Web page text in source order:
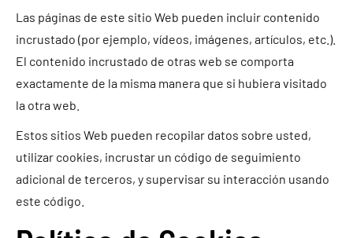
Las páginas de este sitio Web pueden incluir contenido
incrustado (por ejemplo, vídeos, imágenes, artículos, etc.).
El contenido incrustado de otras web se comporta
exactamente de la misma manera que si hubiera visitado
la otra web.
Estos sitios Web pueden recopilar datos sobre usted,
utilizar cookies, incrustar un código de seguimiento
adicional de terceros, y supervisar su interacción usando
este código.